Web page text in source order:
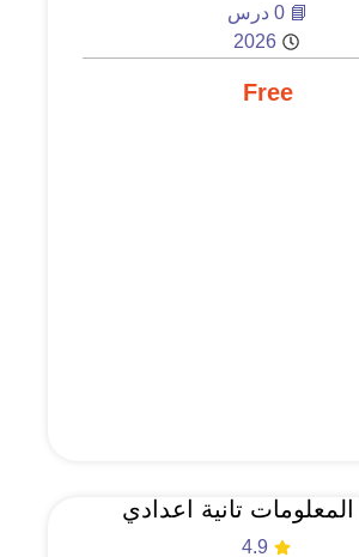
📘 0 درس
2026
Free
المعلومات تانية اعدادي
4.9